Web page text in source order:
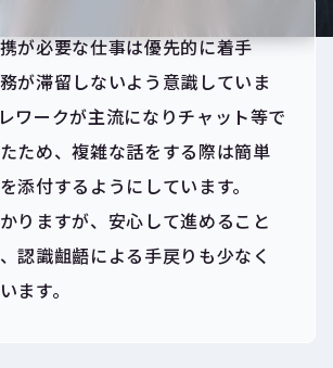
が必要な仕事は優先的に着手
が滞留しないよう意識していま
ワークが主流になりチャット等で
ため、複雑な話をする際は簡単
添付するようにしています。
りますが、安心して進めること
認識齟齬による手戻りも少なく
ます。